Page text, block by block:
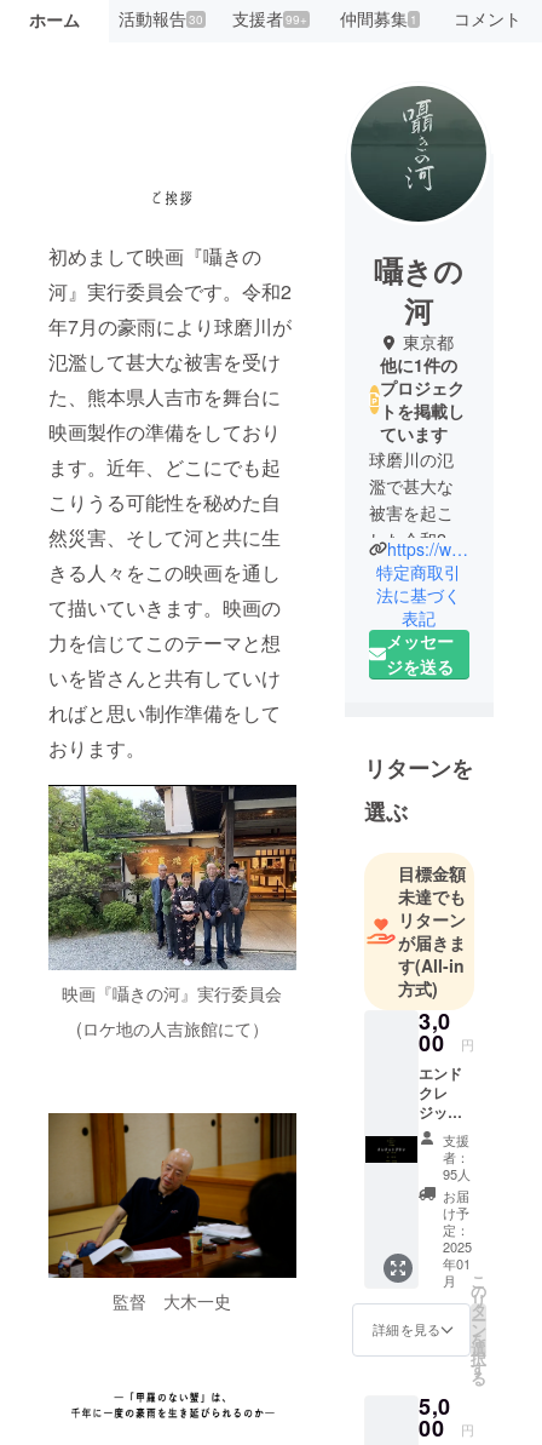
ホーム 活動報告30 支援者99+ 仲間募集 1 コメント
初めまして映画『囁きの
河』実行委員会です。令和2
年7月の豪雨により球磨川が
氾濫して甚大な被害を受け
た、熊本県人吉市を舞台に
映画製作の準備をしており
ます。近年、どこにでも起
こりうる可能性を秘めた自
然災害、そして河と共に生
きる人々をこの映画を通し
て描いていきます。映画の
力を信じてこのテーマと想
いを皆さんと共有していけ
ればと思い制作準備をして
おります。
映画『囁きの河』実行委員会
(ロケ地の人吉旅館にて）
監督 大木一史
囁きの
河
東京都
他に1件の
プロジェク
トを掲載し
ています
球磨川の氾
濫で甚大な
被害を起こ
した令和2年
7月豪雨。苦
難の中から
の復活に挑
む人たちの
姿を描く映
プロジェク
トチームで
す。
の途上で踏
ん張ってい
る地域の人
たちと共に
映画を作っ
ています。
2025年春公
開の予定。
皆様からの
応援をよろ
しくお願い
いたしま
https://www.sasayakinokawa.com/
特定商取引
法に基づく
表記
メッセー
ジを送る
リターンを
選ぶ
目標金額
未達でも
リターン
が届きま
す(All-in
方式)
3,0
00 円
エンド
クレ
ジット
にお名
前を記
載いた
しま
す。 思
い出に
残した
い方
に。
支援
者：
95人
お届
け予
定：
2025
年01
月
詳細を見る
こ
の
リ
タ
ー
ン
を
選
択
す
る
5,0
00 円